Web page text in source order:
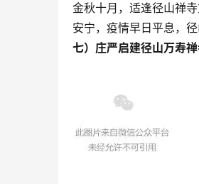
金秋十月，适逢径山禅
安宁，疫情早日平息，
七）庄严启建径山万寿